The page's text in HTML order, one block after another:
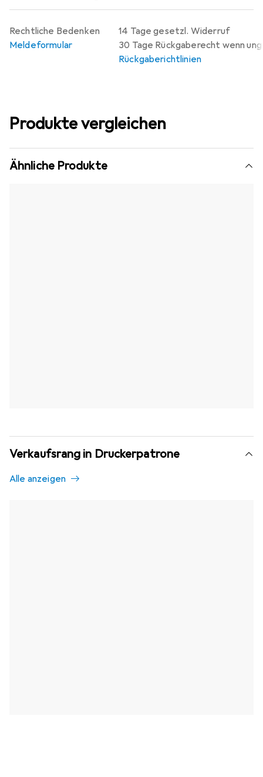
14 Tage gesetzl. Widerruf
30 Tage Rückgaberecht wenn
Rückgaberichtlinien
Rechtliche Bedenken
Meldeformular
Produkte vergleichen
Ähnliche Produkte
Verkaufsrang in Druckerpatrone
Alle anzeigen